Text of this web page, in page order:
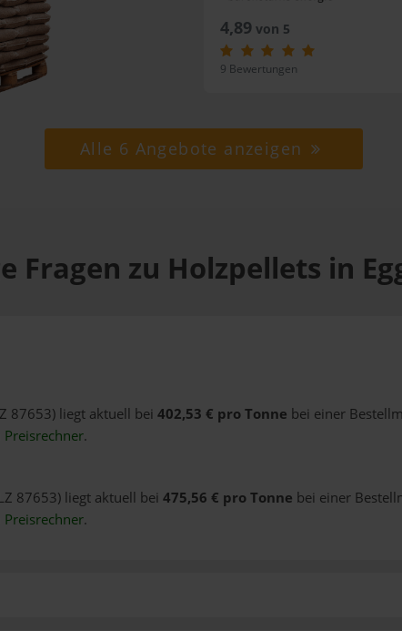
4,89von 5
9 Bewertungen
Alle 6 Angebote anzeigen
Fragen zu Holzpellets in
87653) liegt aktuell bei 402,53 € pro Tonne bei einer
Preisrechner.
87653) liegt aktuell bei 475,56 € pro Tonne bei einer
Preisrechner.